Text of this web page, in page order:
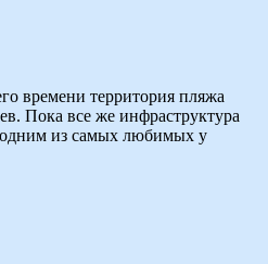
времени территория пляжа
Пока все же инфраструктура
одним из самых любимых у